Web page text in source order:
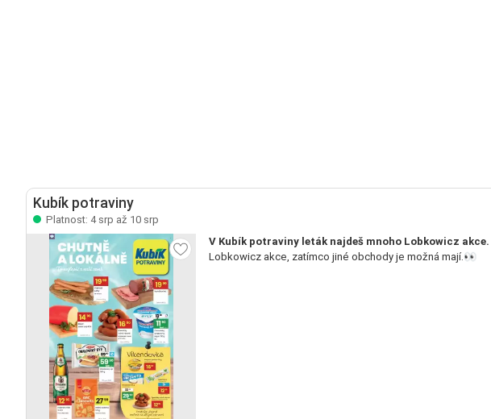
Kubík potraviny
Platnost: 4 srp až 10 srp
V Kubík potraviny leták najdeš mnoho Lobkowicz akce.
Lobkowicz akce, zatímco jiné obchody je možná mají.👀